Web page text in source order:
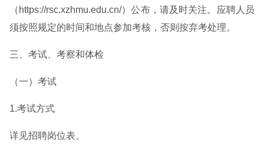
（https://rsc.xzhmu.edu.cn/）公布，请及时关注。应聘人员
须按照规定的时间和地点参加考核，否则按弃考处理。
三、考试、考察和体检
（一）考试
1.考试方式
详见招聘岗位表。